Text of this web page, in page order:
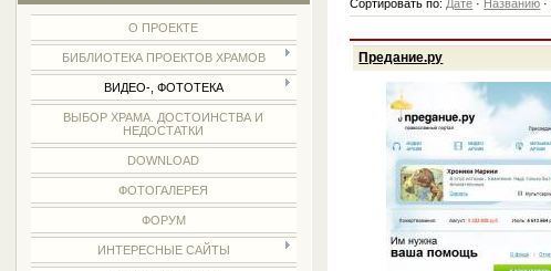
О ПРОЕКТЕ
БИБЛИОТЕКА ПРОЕКТОВ ХРАМОВ
ВИДЕО-, ФОТОТЕКА
ВЫБОР ХРАМА. ДОСТОИНСТВА И
НЕДОСТАТКИ
DOWNLOAD
ФОТОГАЛЕРЕЯ
ФОРУМ
ИНТЕРЕСНЫЕ САЙТЫ
Сортировать по: Дате · Названию ·
Предание.ру